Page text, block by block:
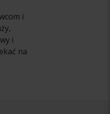
i
i
na